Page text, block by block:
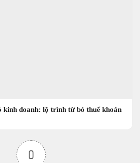
kinh doanh: lộ trình từ bỏ thuế khoán
0